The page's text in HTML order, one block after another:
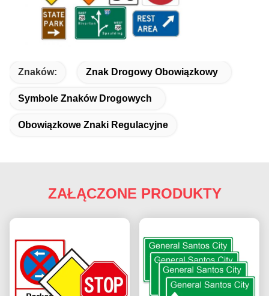
Znaków: Znak Drogowy Obowiązkowy
Symbole Znaków Drogowych
Obowiązkowe Znaki Regulacyjne
ZAŁĄCZONE PRODUKTY